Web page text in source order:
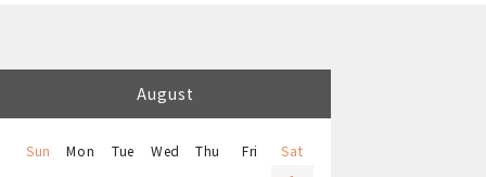
August
Sun Mon Tue Wed Thu Fri
Sat